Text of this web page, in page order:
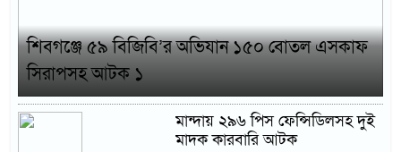
শিবগঞ্জে ৫৯ বিজিবি’র অভিযান ১৫০ বোতল এসকাফ
সিরাপসহ আটক ১
মান্দায় ২৯৬ পিস ফেন্সিডিলসহ দুই
মাদক কারবারি আটক